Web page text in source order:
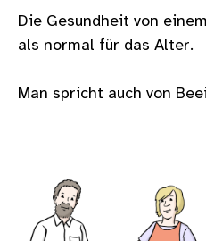
Die Gesundheit von
als normal für das Alter.
Man spricht auch von